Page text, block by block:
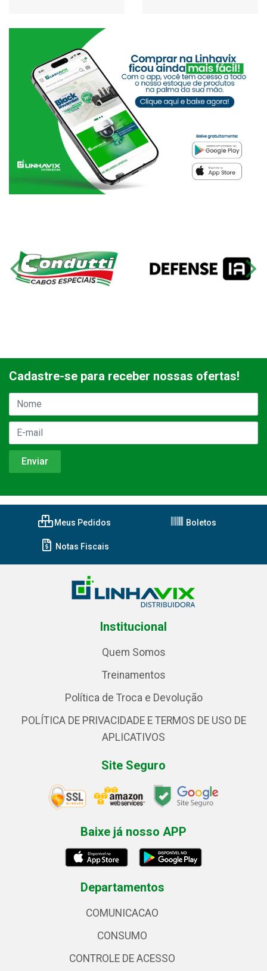
Cadastre-se para receber nossas ofertas!
Meus Pedidos Boletos
Notas Fiscais
Institucional
Quem Somos
Treinamentos
Política de Troca e Devolução
POLÍTICA DE PRIVACIDADE E TERMOS DE USO DE
APLICATIVOS
Site Seguro
Baixe já nosso APP
Departamentos
COMUNICACAO
CONSUMO
CONTROLE DE ACESSO